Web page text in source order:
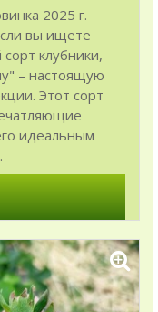
2025 г.
вы ищете
клубники,
– настоящую
Этот сорт
идеальным